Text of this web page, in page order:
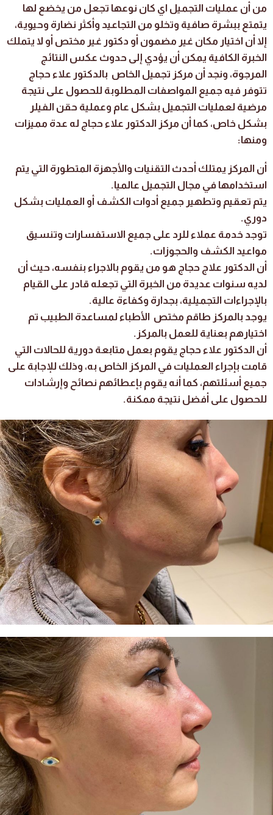
من أن عمليات التجميل اي كان نوعها تجعل من يخضع لها
يتمتع ببشرة صافية وتخلو من التجاعيد وأكثر نضارة وحيوية،
إلا أن اختيار مكان غير مضمون أو دكتور غير مختص أو لا يتملك
الخبرة الكافية يمكن أن يؤدي إلى حدوث عكس النتائج
المرجوة، ونجد أن مركز تجميل الخاص بالدكتور علاء حجاج
تتوفر فيه جميع المواصفات المطلوبة للحصول على نتيجة
مرضية لعمليات التجميل بشكل عام وعملية حقن الفيلر
بشكل خاص، كما أن مركز الدكتور علاء حجاج له عدة مميزات
ومنها:
أن المركز يمتلك أحدث التقنيات والأجهزة المتطورة التي يتم
استخدامها في مجال التجميل عالميا.
يتم تعقيم وتطهير جميع أدوات الكشف أو العمليات بشكل
دوري.
توجد خدمة عملاء للرد على جميع الاستفسارات وتنسيق
مواعيد الكشف والحجوزات.
أن الدكتور علاج حجاج هو من يقوم بالاجراء بنفسه، حيث أن
لديه سنوات عديدة من الخبرة التي تجعله قادر على القيام
بالإجراءات التجميلية، بجدارة وكفاءة عالية.
يوجد بالمركز طاقم مختص الأطباء لمساعدة الطبيب تم
اختيارهم بعناية للعمل بالمركز.
أن الدكتور علاء حجاج يقوم بعمل متابعة دورية للحالات التي
قامت بإجراء العمليات في المركز الخاص به، وذلك للإجابة على
جميع أسئلتهم، كما أنه يقوم بإعطائهم نصائح وإرشادات
للحصول على أفضل نتيجة ممكنة.